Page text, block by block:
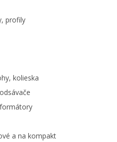
profily
kolieska
a na kompakt